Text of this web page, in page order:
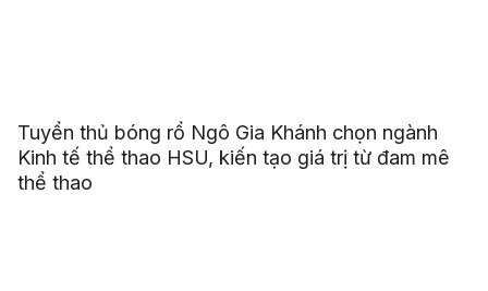
Tuyển thủ bóng rổ Ngô Gia Khánh chọn ngành
Kinh tế thể thao HSU, kiến tạo giá trị từ đam mê
thể thao